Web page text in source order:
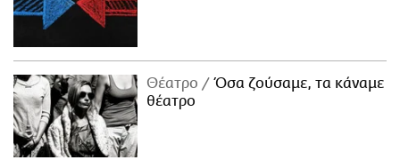
Θέατρο
Όσα ζούσαμε, τα κάναμε
θέατρο